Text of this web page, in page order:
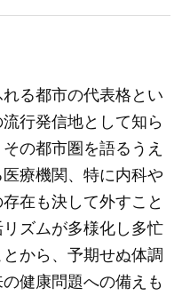
る都市の代表格とい
行発信地として知ら
その都市圏を語るうえ
療機関、特に内科や
在も決して外すこと
ズムが多様化し多忙
から、予期せぬ体調
健康問題への備えも